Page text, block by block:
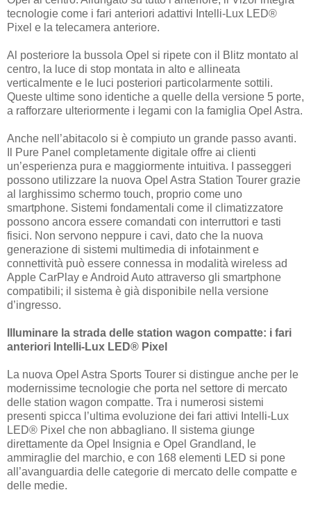
tecnologie come i fari anteriori adattivi Intelli-Lux LED®
Pixel e la telecamera anteriore.
Al posteriore la bussola Opel si ripete con il Blitz montato al
centro, la luce di stop montata in alto e allineata
verticalmente e le luci posteriori particolarmente sottili.
Queste ultime sono identiche a quelle della versione 5 porte,
a rafforzare ulteriormente i legami con la famiglia Opel Astra.
Anche nell’abitacolo si è compiuto un grande passo avanti.
Il Pure Panel completamente digitale offre ai clienti
un’esperienza pura e maggiormente intuitiva. I passeggeri
possono utilizzare la nuova Opel Astra Station Tourer grazie
al larghissimo schermo touch, proprio come uno
smartphone. Sistemi fondamentali come il climatizzatore
possono ancora essere comandati con interruttori e tasti
fisici. Non servono neppure i cavi, dato che la nuova
generazione di sistemi multimedia di infotainment e
connettività può essere connessa in modalità wireless ad
Apple CarPlay e Android Auto attraverso gli smartphone
compatibili; il sistema è già disponibile nella versione
d’ingresso.
Illuminare la strada delle station wagon compatte: i fari
anteriori Intelli-Lux LED® Pixel
La nuova Opel Astra Sports Tourer si distingue anche per le
modernissime tecnologie che porta nel settore di mercato
delle station wagon compatte. Tra i numerosi sistemi
presenti spicca l’ultima evoluzione dei fari attivi Intelli-Lux
LED® Pixel che non abbagliano. Il sistema giunge
direttamente da Opel Insignia e Opel Grandland, le
ammiraglie del marchio, e con 168 elementi LED si pone
all’avanguardia delle categorie di mercato delle compatte e
delle medie.